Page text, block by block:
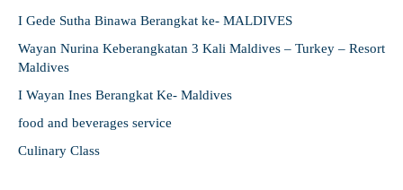
I Gede Sutha Binawa Berangkat ke- MALDIVES
Wayan Nurina Keberangkatan 3 Kali Maldives – Turkey – Resort
Maldives
I Wayan Ines Berangkat Ke- Maldives
food and beverages service
Culinary Class